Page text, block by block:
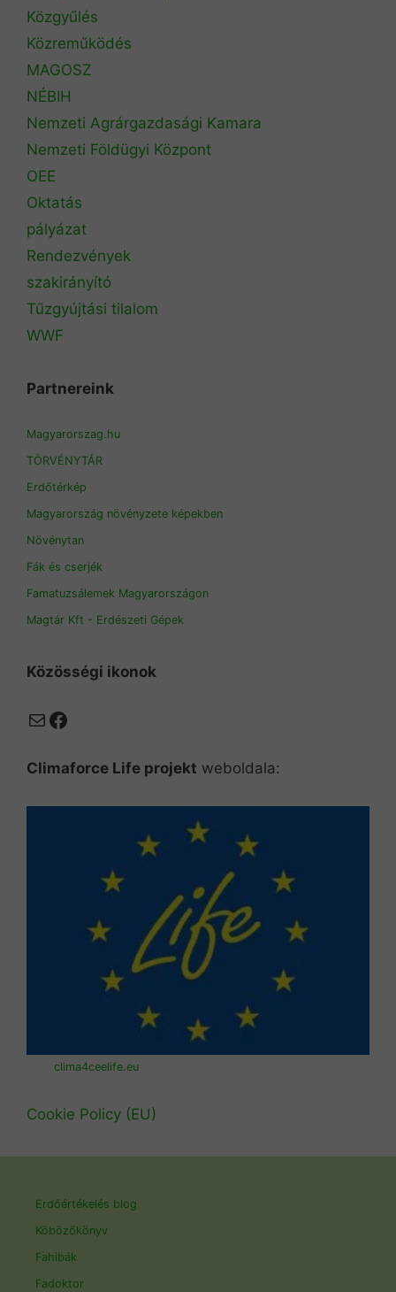
Közgyűlés
Közreműködés
MAGOSZ
NÉBIH
Nemzeti Agrárgazdasági Kamara
Nemzeti Földügyi Központ
OEE
Oktatás
pályázat
Rendezvények
szakirányító
Tűzgyújtási tilalom
WWF
Partnereink
Magyarorszag.hu
TÖRVÉNYTÁR
Erdőtérkép
Magyarország növényzete képekben
Növénytan
Fák és cserjék
Famatuzsálemek Magyarországon
Magtár Kft - Erdészeti Gépek
Közösségi ikonok
MailFacebook
Climaforce Life projekt weboldala:
clima4ceelife.eu
Cookie Policy (EU)
Erdőértékelés blog
Köbözőkönyv
Fahibák
Fadoktor